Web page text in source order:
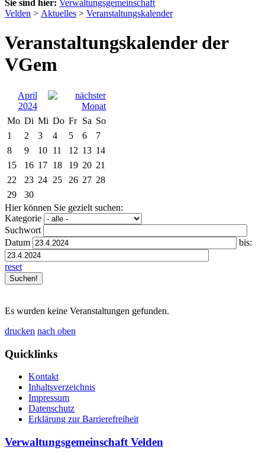
Sie sind hier: Verwaltungsgemeinschaft
Velden > Aktuelles > Veranstaltungskalender
Veranstaltungskalender der
VGem
April
2024
Mo Di Mi Do Fr Sa So
1
2 3 4 5 6
7
8
9 10 11 12 13 14
15
16 17 18 19 20 21
22
23 24 25 26 27 28
29
30
Hier können Sie gezielt suchen:
Kategorie
Suchwort
Datum
bis:
reset
Es wurden keine Veranstaltungen gefunden.
drucken nach oben
Quicklinks
Kontakt
Inhaltsverzeichnis
Impressum
Datenschutz
Erklärung zur Barrierefreiheit
Verwaltungsgemeinschaft Velden